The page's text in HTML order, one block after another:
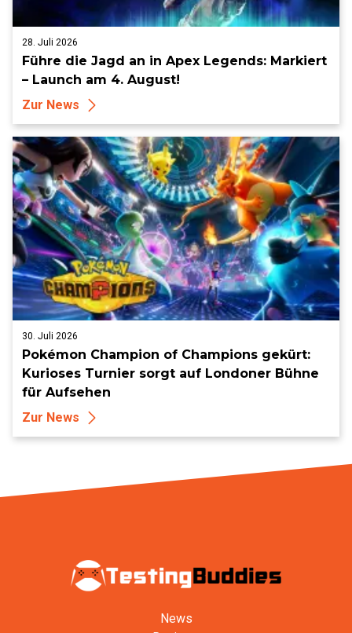
28. Juli 2026
Führe die Jagd an in Apex Legends: Markiert
– Launch am 4. August!
Zur News
30. Juli 2026
Pokémon Champion of Champions gekürt:
Kurioses Turnier sorgt auf Londoner Bühne
für Aufsehen
Zur News
News